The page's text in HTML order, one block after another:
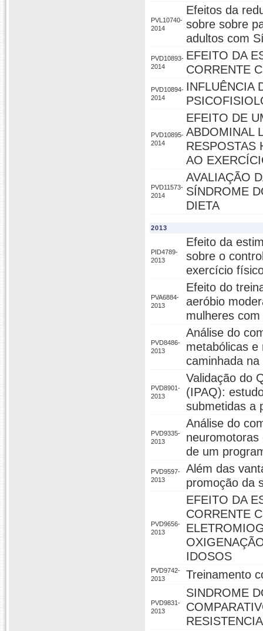
PVL10740-
2014
Efeitos da
sobre sobre
adultos com
PVD10893-
2014
EFEITO DA
CORRENTE
PVD10894-
2014
INFLUÊNCIA
PVD10895-
2014
EFEITO DE
ABDOMINAL
RESPOSTAS
AO
PVD11573-
2014
AVALIAÇÃO
SÍNDROME
DIETA
2013
PID4789-
2013
Efeito da
sobre o
exercício
PVA6884-
2013
Efeito do
aeróbio
mulheres
PVD8486-
2013
Análise do
metabólicas
caminhada na
PVD8901-
2013
Validação do
(IPAQ):
submetidas a
PVD9335-
2013
Análise do
de um
PVD9597-
2013
Além das
promoção da
PVD9656-
2013
EFEITO DA
CORRENTE
IDOSOS
PVD9742-
2013
Treinamento
PVD9831-
2013
SINDROME